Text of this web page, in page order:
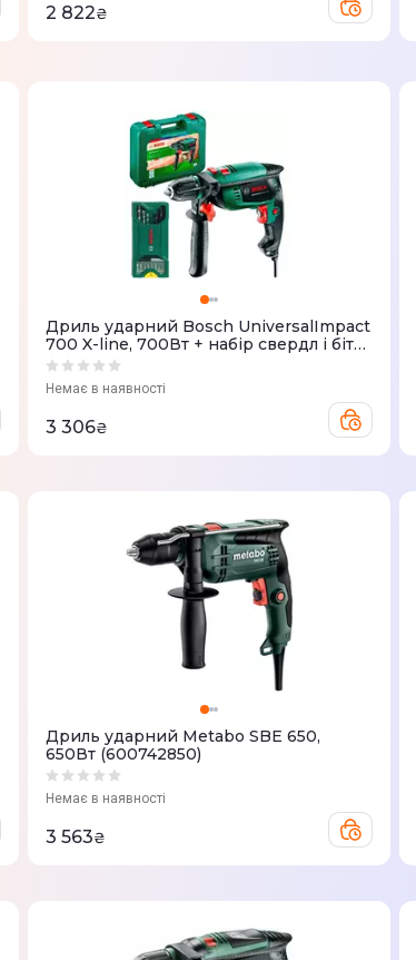
2 822₴
Дриль ударний Bosch UniversalImpact
700 X-line, 700Вт + набір свердл і біт
(0.603.131.00F)
Немає в наявності
3 306₴
Дриль ударний Metabo SBE 650,
650Вт (600742850)
Немає в наявності
3 563₴